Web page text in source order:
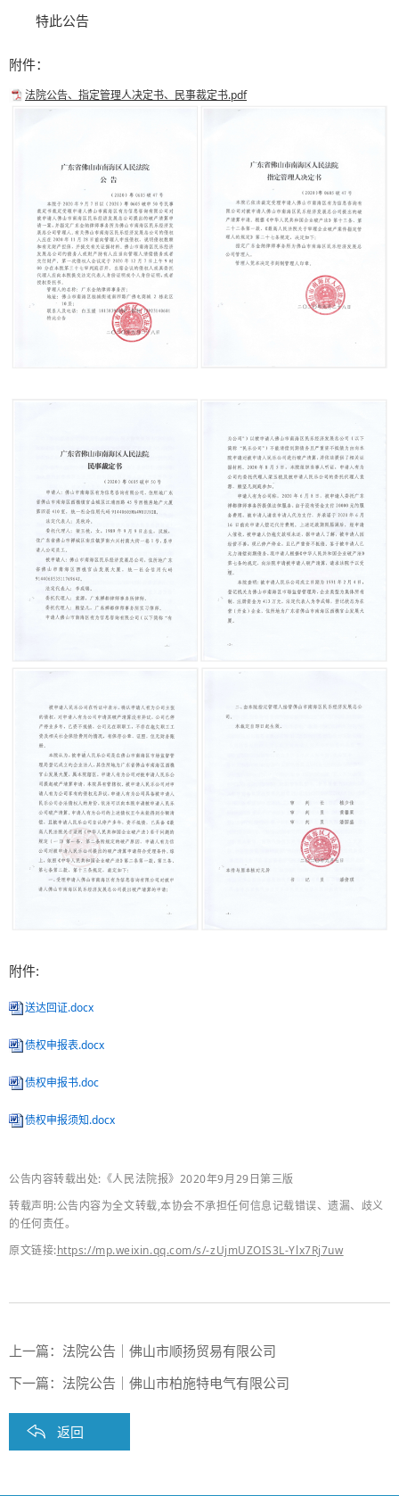
特此公告
附件：
法院公告、指定管理人决定书、民事裁定书.pdf
附件:
送达回证.docx
债权申报表.docx
债权申报书.doc
债权申报须知.docx
公告内容转载出处:《人民法院报》2020年9月29日第三版
转载声明:公告内容为全文转载,本协会不承担任何信息记载错误、遗漏、歧义
的任何责任。
原文链接:https://mp.weixin.qq.com/s/-zUjmUZOIS3L-Ylx7Rj7uw
上一篇： 法院公告｜佛山市顺扬贸易有限公司
下一篇： 法院公告｜佛山市柏施特电气有限公司
返回